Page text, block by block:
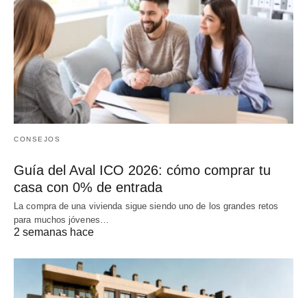
CONSEJOS
Guía del Aval ICO 2026: cómo comprar tu
casa con 0% de entrada
La compra de una vivienda sigue siendo uno de los grandes retos
para muchos jóvenes…
2 semanas hace